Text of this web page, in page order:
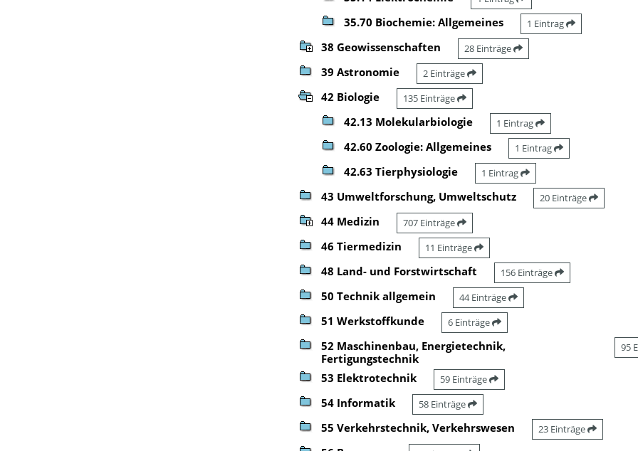
35.70 Biochemie: Allgemeines 1 Eintrag
38 Geowissenschaften 28 Einträge
39 Astronomie 2 Einträge
42 Biologie 135 Einträge
42.13 Molekularbiologie 1 Eintrag
42.60 Zoologie: Allgemeines 1 Eintrag
42.63 Tierphysiologie 1 Eintrag
43 Umweltforschung, Umweltschutz 20 Einträge
44 Medizin 707 Einträge
46 Tiermedizin 11 Einträge
48 Land- und Forstwirtschaft 156 Einträge
50 Technik allgemein 44 Einträge
51 Werkstoffkunde 6 Einträge
52 Maschinenbau, Energietechnik,
Fertigungstechnik
95
53 Elektrotechnik 59 Einträge
54 Informatik 58 Einträge
55 Verkehrstechnik, Verkehrswesen 23 Einträge